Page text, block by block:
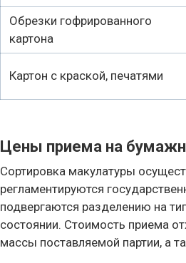
Обрезки гофрированного
картона
Картон с краской, печатями
Цены приема на
Сортировка макулатуры
регламентируются
подвергаются разделению на
состоянии. Стоимость приема
массы поставляемой партии, а